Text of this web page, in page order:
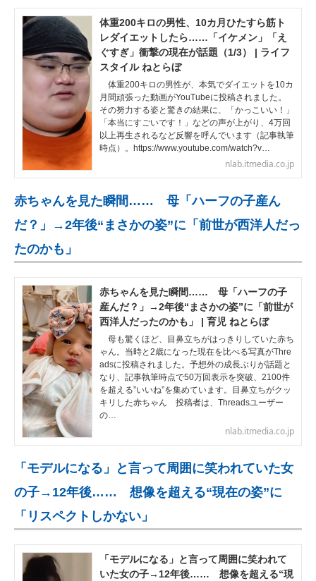
体重200キロの男性、10カ月ひたすら筋ト
レダイエットしたら……「イケメン」「え
ぐすぎ」衝撃の現在が話題（1/3） | ライフ
スタイル ねとらぼ
体重200キロの男性が、本気でダイエットを10カ
月間頑張った動画がYouTubeに投稿されました。
その努力する姿と驚きの結果に、「かっこいい！」
「本当にすごいです！」などの声が上がり、4万回
以上再生されるなど反響を呼んでいます（記事執筆
時点）。https://www.youtube.com/watch?v…
nlab.itmedia.co.jp
赤ちゃんを見た瞬間…… 母「ハーフの子産ん
だ？」→2年後“まさかの姿”に「前世が西洋人だっ
たのかも」
赤ちゃんを見た瞬間…… 母「ハーフの子
産んだ？」→2年後“まさかの姿”に「前世が
西洋人だったのかも」 | 育児 ねとらぼ
母も驚くほど、目鼻立ちがはっきりしていた赤ち
ゃん。当時と2歳になった現在を比べる写真がThre
adsに投稿されました。予想外の成長ぶりが話題と
なり、記事執筆時点で50万回表示を突破、2100件
を超える”いいね”を集めています。目鼻立ちがクッ
キリした赤ちゃん 投稿者は、Threadsユーザー
の…
nlab.itmedia.co.jp
「モデルになる」と言って周囲に笑われていた女
の子→12年後…… 想像を超える“現在の姿”に
「リスペクトしかない」
「モデルになる」と言って周囲に笑われて
いた女の子→12年後…… 想像を超える“現